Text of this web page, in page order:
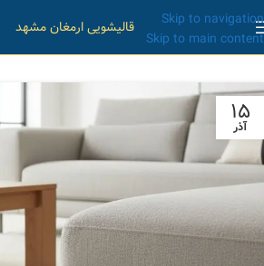
Skip to navigation
Skip to main content
قالیشویی ارمغان مشهد
۱۵
آذر